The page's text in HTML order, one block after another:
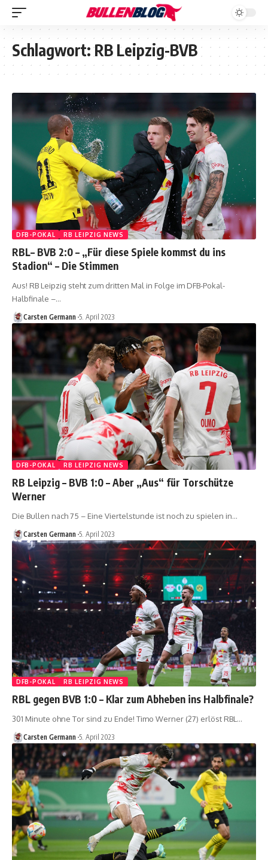
Schlagwort:RB Leipzig-BVB
DFB-POKAL RB LEIPZIG NEWS
RBL– BVB 2:0 – „Für diese Spiele kommst du ins
Stadion“ – Die Stimmen
Aus! RB Leipzig steht zum dritten Mal in Folge im DFB-Pokal-
Halbfinale –…
Carsten Germann 5. April 2023
DFB-POKAL RB LEIPZIG NEWS
RB Leipzig – BVB 1:0 – Aber „Aus“ für Torschütze
Werner
Die Bullen nach 75 – Eine Viertelstunde ist noch zu spielen in…
Carsten Germann 5. April 2023
DFB-POKAL RB LEIPZIG NEWS
RBL gegen BVB 1:0 – Klar zum Abheben ins Halbfinale?
301 Minute ohne Tor sind zu Ende! Timo Werner (27) erlöst RBL…
Carsten Germann 5. April 2023